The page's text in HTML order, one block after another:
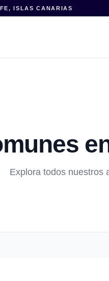
ISLAS CANARIAS
Explora todos nuestros